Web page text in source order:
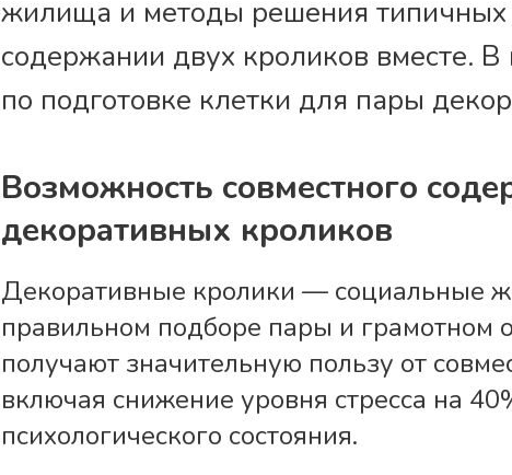
жилища и методы решения типичных
содержании двух кроликов вместе. В
по подготовке клетки для пары
Возможность совместного
декоративных кроликов
Декоративные кролики — социальные
правильном подборе пары и грамотном
получают значительную пользу от
включая снижение уровня стресса на
психологического состояния.